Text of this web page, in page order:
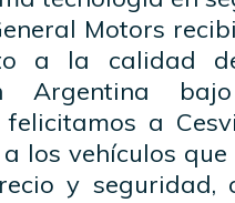
Motors
a la calidad
Argentina
felicitamos a
los vehículos
y seguridad,